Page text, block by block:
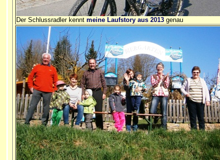
Der Schlussradler kennt meine Laufstory aus 2013 genau